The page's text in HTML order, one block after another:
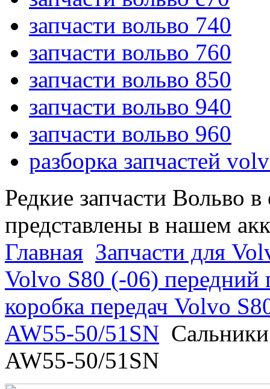
запчасти вольво 740
запчасти вольво 760
запчасти вольво 850
запчасти вольво 940
запчасти вольво 960
разборка запчастей
Редкие запчасти Вольво
представлены в нашем
Главная Запчасти для
Volvo S80 (-06) передний
коробка передач Volvo
AW55-50/51SN
AW55-50/51SN